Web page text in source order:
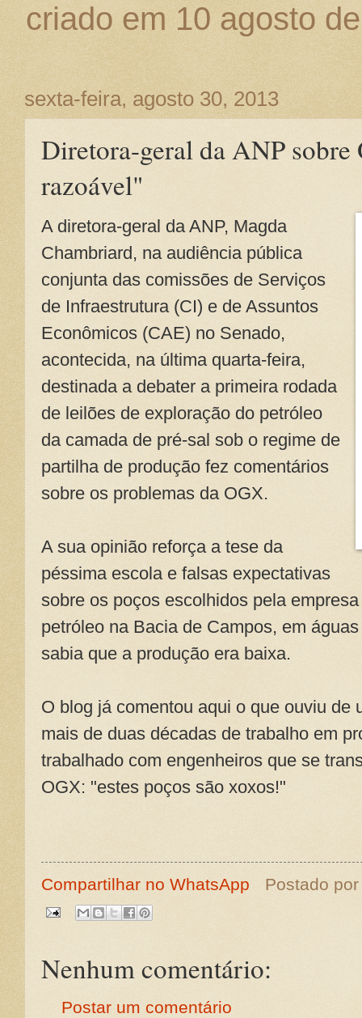
criado em 10 agosto
sexta-feira, agosto 30, 2013
Diretora-geral da ANP
razoável"
A diretora-geral da ANP, Magda
Chambriard, na audiência pública
conjunta das comissões de Serviços
de Infraestrutura (CI) e de Assuntos
Econômicos (CAE) no Senado,
acontecida, na última quarta-feira,
destinada a debater a primeira rodada
de leilões de exploração do petróleo
da camada de pré-sal sob o regime de
partilha de produção fez comentários
sobre os problemas da OGX.
A sua opinião reforça a tese da
péssima escola e falsas expectativas
sobre os poços escolhidos pela
petróleo na Bacia de Campos, em
sabia que a produção era baixa.
O blog já comentou aqui o que ouviu de
mais de duas décadas de trabalho em
trabalhado com engenheiros que se
OGX: "estes poços são xoxos!"
Compartilhar no WhatsApp Postado
Nenhum comentário:
Postar um comentário